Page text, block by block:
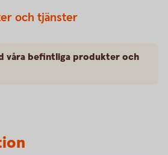
och tjänster
våra befintliga produkter och